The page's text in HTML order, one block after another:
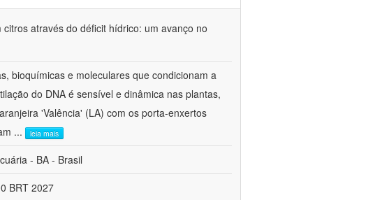
através do déficit hídrico: um avanço no
bioquímicas e moleculares que condicionam a
do DNA é sensível e dinâmica nas plantas,
'Valência' (LA) com os porta-enxertos
... leia mais
- BA - Brasil
BRT 2027